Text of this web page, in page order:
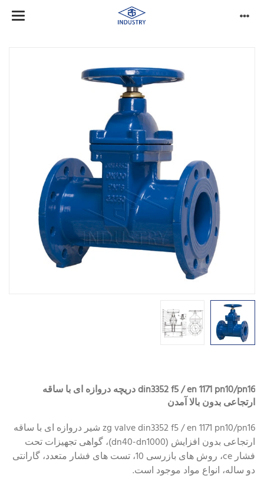
din3352 f5 / en 1171 pn10/pn16 دریچه دروازه ای با ساقه
ارتجاعی بدون بالا آمدن
zg valve din3352 f5 / en 1171 pn10/pn16 شیر دروازه ای با ساقه
ارتجاعی بدون افزایش (dn40-dn1000)، گواهی تجهیزات تحت
فشار ce، روش های بازرسی 10، تست های فشار متعدد، گارانتی
دو ساله، انواع مواد موجود است.